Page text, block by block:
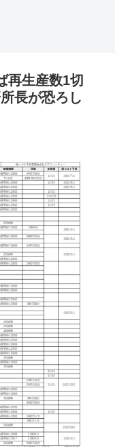
再生産数1切
長が恐ろし